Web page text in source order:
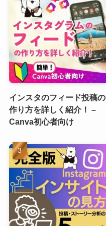
インスタのフィード投稿の
作り方を詳しく紹介！ –
Canva初心者向け